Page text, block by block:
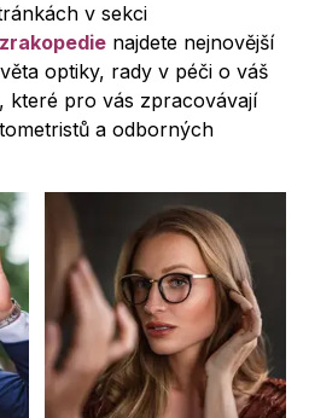
v sekci
najdete nejnovější
optiky, rady v péči o váš
které pro vás zpracovávají
a odborných